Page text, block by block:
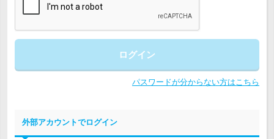
ログイン
パスワードが分からない方はこちら
外部アカウントでログイン